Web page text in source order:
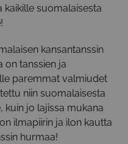
kaikille suomalaisesta
kansantanssin
on tanssien ja
paremmat valmiudet
niin suomalaisesta
kuin jo lajissa mukana
ilmapiirin ja ilon kautta
hurmaa!